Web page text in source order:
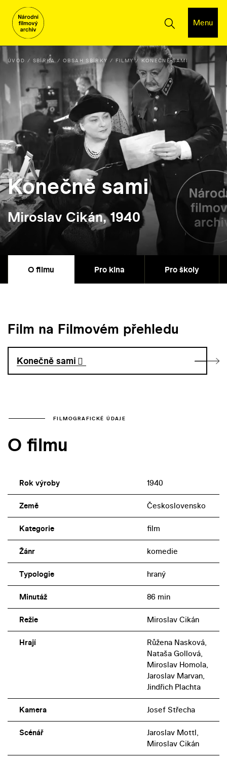
Menu
ÚVOD SBÍRKA OBSAH SBÍRKY FILMY KONEČNĚ SAMI
Konečně sami
Miroslav Cikán, 1940
O filmu Pro kina Pro školy
Film na Filmovém přehledu
Konečně sami
FILMOGRAFICKÉ ÚDAJE
O filmu
Rok výroby 1940
Země Československo
Kategorie film
Žánr komedie
Typologie hraný
Minutáž 86 min
Režie Miroslav Cikán
Hrají
Růžena Nasková,
Nataša Gollová,
Miroslav Homola,
Jaroslav Marvan,
Jindřich Plachta
Kamera Josef Střecha
Scénář
Jaroslav Mottl,
Miroslav Cikán